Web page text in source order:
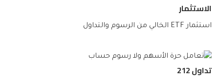
الاستثمار
استثمار ETF الخالي من الرسوم والتداول
تداول 212